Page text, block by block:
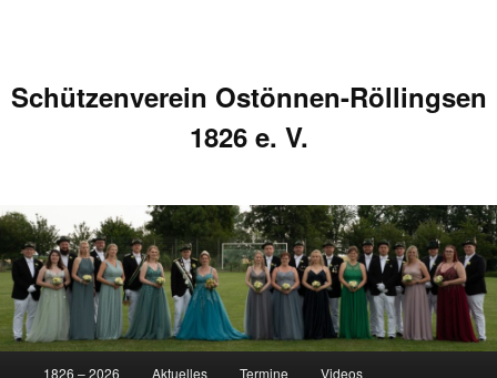
Schützenverein Ostönnen-Röllingsen
1826 e. V.
1826 – 2026 Aktuelles Termine Videos